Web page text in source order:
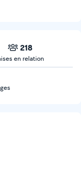
218
en relation